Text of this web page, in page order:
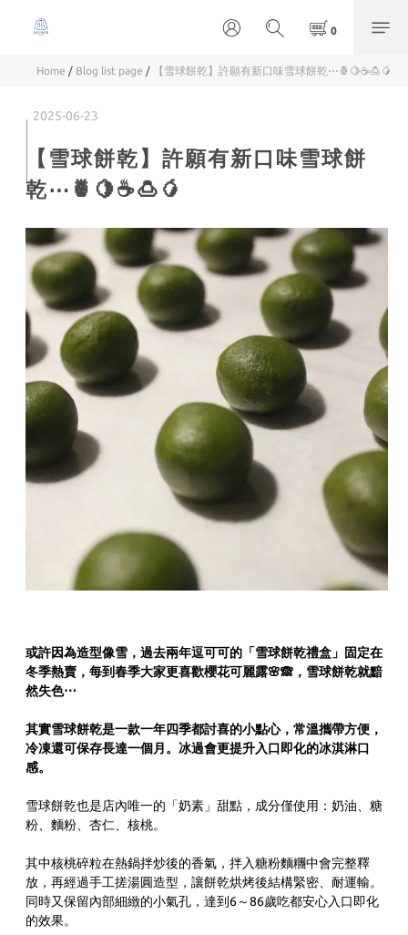
Home / Blog list page / 【雪球餅乾】許願有新口味雪球餅乾⋯🍍🍋☕️🍮🥭
2025-06-23
【雪球餅乾】許願有新口味雪球餅
乾⋯🍍🍋☕️🍮🥭
或許因為造型像雪，過去兩年逗可可的「雪球餅乾禮盒」固定在
冬季熱賣，每到春季大家更喜歡櫻花可麗露🌸🙈，雪球餅乾就黯
然失色⋯
其實雪球餅乾是一款一年四季都討喜的小點心，常溫攜帶方便，
冷凍還可保存長達一個月。冰過會更提升入口即化的冰淇淋口
感。
雪球餅乾也是店內唯一的「奶素」甜點，成分僅使用：奶油、糖
粉、麵粉、杏仁、核桃。
其中核桃碎粒在熱鍋拌炒後的香氣，拌入糖粉麵糰中會完整釋
放，再經過手工搓湯圓造型，讓餅乾烘烤後結構緊密、耐運輸。
同時又保留內部細緻的小氣孔，達到6～86歲吃都安心入口即化
的效果。